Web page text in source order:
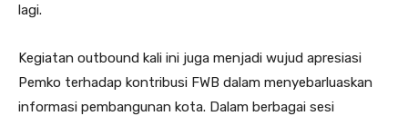
lagi.
Kegiatan outbound kali ini juga menjadi wujud apresiasi
Pemko terhadap kontribusi FWB dalam menyebarluaskan
informasi pembangunan kota. Dalam berbagai sesi